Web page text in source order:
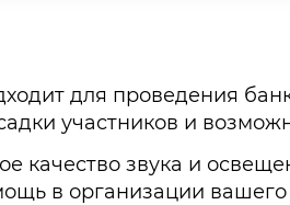
для проведения
участников и
качество звука и
в организации